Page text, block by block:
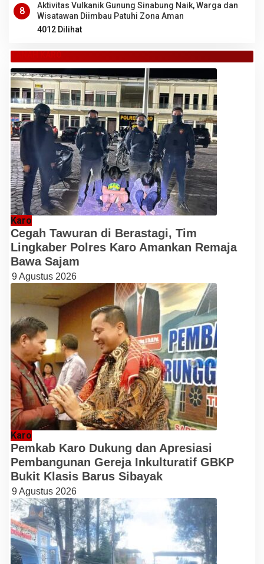
8
Aktivitas Vulkanik Gunung Sinabung Naik, Warga dan
Wisatawan Diimbau Patuhi Zona Aman
4012 Dilihat
TANAH KARO
Karo
Cegah Tawuran di Berastagi, Tim
Lingkaber Polres Karo Amankan Remaja
Bawa Sajam
9 Agustus 2026
Karo
Pemkab Karo Dukung dan Apresiasi
Pembangunan Gereja Inkulturatif GBKP
Bukit Klasis Barus Sibayak
9 Agustus 2026